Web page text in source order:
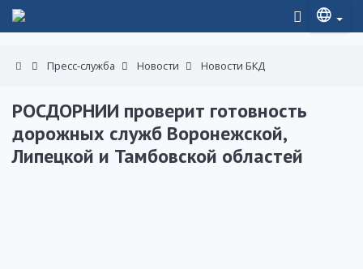
Пресс-служба Новости Новости БКД
РОСДОРНИИ проверит готовность
дорожных служб Воронежской,
Липецкой и Тамбовской областей